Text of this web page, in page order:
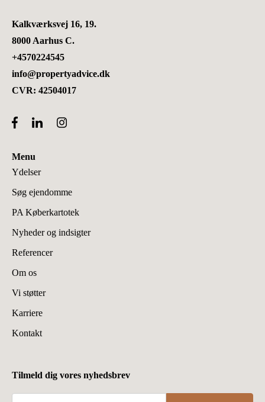
Kalkværksvej 16, 19.
8000 Aarhus C.
+4570224545
info@propertyadvice.dk
CVR: 42504017
Menu
Ydelser
Søg ejendomme
PA Køberkartotek
Nyheder og indsigter
Referencer
Om os
Vi støtter
Karriere
Kontakt
Tilmeld dig vores nyhedsbrev